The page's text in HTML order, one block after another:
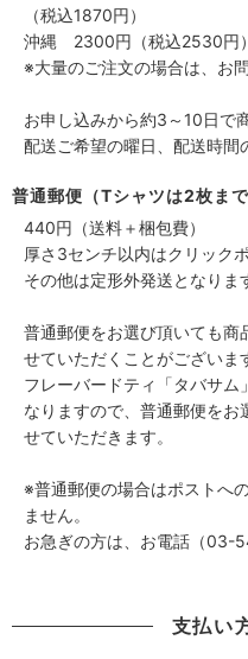
（税込1870円）
沖縄 2300円（税込2530円）
※大量のご注文の場合は、お
お申し込みから約3～10日で
配送ご希望の曜日、配送時間
普通郵便（Tシャツは2枚まで
440円（送料＋梱包費）
厚さ3センチ以内はクリック
その他は定形外発送となりま
普通郵便をお選び頂いても商
せていただくことがございま
フレーバードティ「タバサム
なりますので、普通郵便をお
せていただきます。
※普通郵便の場合はポストへ
ません。
お急ぎの方は、お電話（03-
支払い